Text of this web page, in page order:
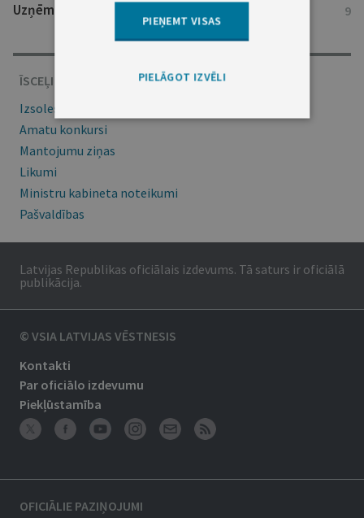
Uzņēmumu reģistra ziņas 9
ĪSCEĻI
Izsoles
Amatu konkursi
Mantojumu ziņas
Likumi
Ministru kabineta noteikumi
Pašvaldības
Latvijas Republikas oficiālais izdevums. Tā saturs ir oficiālā
publikācija.
© VSIA LATVIJAS VĒSTNESIS
Kontakti
Par oficiālo izdevumu
Piekļūstamība
OFICIĀLIE PAZIŅOJUMI
PIEŅEMT VISAS
PIELĀGOT IZVĒLI